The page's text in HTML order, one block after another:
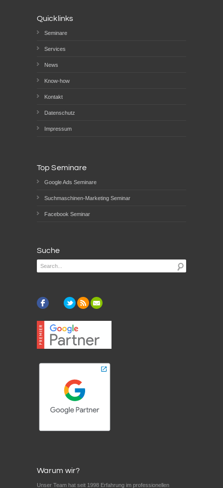
Quicklinks
Seminare
Services
News
Know-how
Kontakt
Datenschutz
Impressum
Top Seminare
Google Ads Seminare
Suchmaschinen-Marketing Seminar
Facebook Seminar
Suche
Warum wir?
Unser Team hat seit 1998 Erfahrung im professionellen